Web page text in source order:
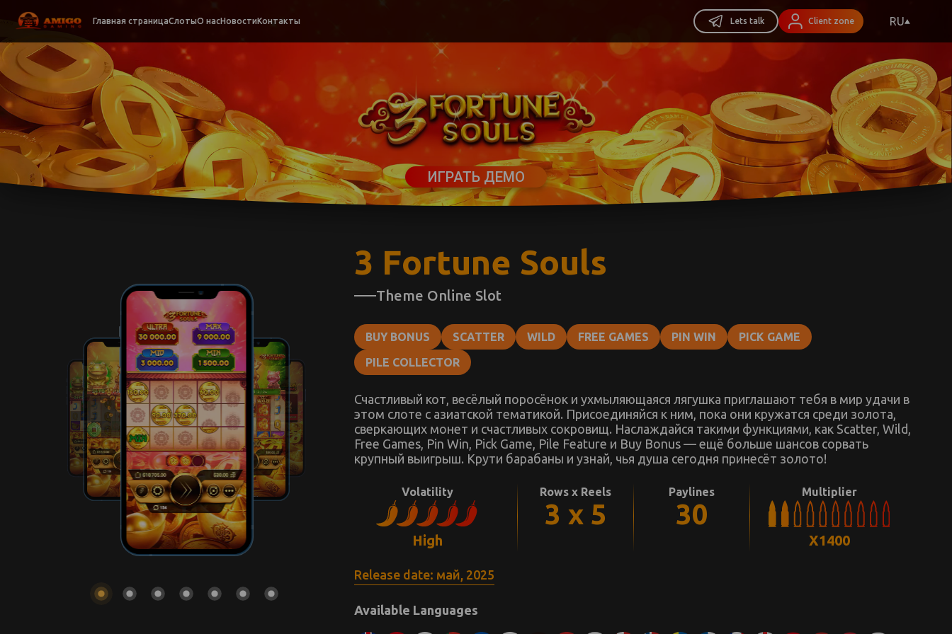
Главная страницаСлотыО насНовостиКонтакты Lets talk Client zone RU
ИГРАТЬ ДЕМО
3 Fortune Souls
Theme Online Slot
BUY BONUS SCATTER WILD FREE GAMES PIN WIN
PICK GAME
PILE COLLECTOR
Счастливый кот, весёлый поросёнок и ухмыляющаяся лягушка приглашают тебя в мир удачи в
этом слоте с азиатской тематикой. Присоединяйся к ним, пока они кружатся среди золота,
сверкающих монет и счастливых сокровищ. Наслаждайся такими функциями, как Scatter, Wild,
Free Games, Pin Win, Pick Game, Pile Feature и Buy Bonus — ещё больше шансов сорвать
крупный выигрыш. Крути барабаны и узнай, чья душа сегодня принесёт золото!
Release date: май, 2025
Volatility
High
Rows x Reels
3 x 5
Paylines
30
Multiplier
X1400
Available Languages